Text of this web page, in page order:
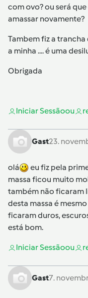
com ovo? ou será
amassar novamente?
Tambem fiz a
a minha .... é uma
Obrigada
Iniciar Sessãoou
Gast23.
olá
eu fiz pela
massa ficou muito
também não ficaram
desta massa é
ficaram duros,
está bom.
Iniciar Sessãoou
Gast7.